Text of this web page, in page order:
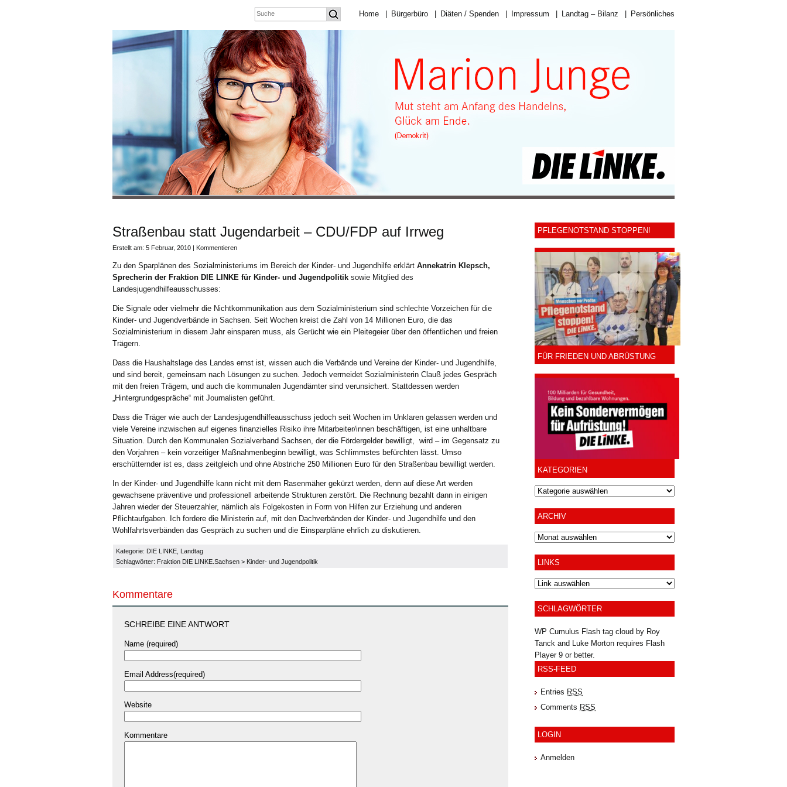
Home Bürgerbüro Diäten / Spenden Impressum Landtag – Bilanz Persönliches
Straßenbau statt Jugendarbeit – CDU/FDP auf Irrweg
Erstellt am: 5 Februar, 2010 | Kommentieren
Zu den Sparplänen des Sozialministeriums im Bereich der Kinder- und Jugendhilfe erklärt Annekatrin Klepsch,
Sprecherin der Fraktion DIE LINKE für Kinder- und Jugendpolitik sowie Mitglied des
Landesjugendhilfeausschusses:
Die Signale oder vielmehr die Nichtkommunikation aus dem Sozialministerium sind schlechte Vorzeichen für die
Kinder- und Jugendverbände in Sachsen. Seit Wochen kreist die Zahl von 14 Millionen Euro, die das
Sozialministerium in diesem Jahr einsparen muss, als Gerücht wie ein Pleitegeier über den öffentlichen und freien
Trägern.
Dass die Haushaltslage des Landes ernst ist, wissen auch die Verbände und Vereine der Kinder- und Jugendhilfe,
und sind bereit, gemeinsam nach Lösungen zu suchen. Jedoch vermeidet Sozialministerin Clauß jedes Gespräch
mit den freien Trägern, und auch die kommunalen Jugendämter sind verunsichert. Stattdessen werden
„Hintergrundgespräche“ mit Journalisten geführt.
Dass die Träger wie auch der Landesjugendhilfeausschuss jedoch seit Wochen im Unklaren gelassen werden und
viele Vereine inzwischen auf eigenes finanzielles Risiko ihre Mitarbeiter/innen beschäftigen, ist eine unhaltbare
Situation. Durch den Kommunalen Sozialverband Sachsen, der die Fördergelder bewilligt, wird – im Gegensatz zu
den Vorjahren – kein vorzeitiger Maßnahmenbeginn bewilligt, was Schlimmstes befürchten lässt. Umso
erschütternder ist es, dass zeitgleich und ohne Abstriche 250 Millionen Euro für den Straßenbau bewilligt werden.
In der Kinder- und Jugendhilfe kann nicht mit dem Rasenmäher gekürzt werden, denn auf diese Art werden
gewachsene präventive und professionell arbeitende Strukturen zerstört. Die Rechnung bezahlt dann in einigen
Jahren wieder der Steuerzahler, nämlich als Folgekosten in Form von Hilfen zur Erziehung und anderen
Pflichtaufgaben. Ich fordere die Ministerin auf, mit den Dachverbänden der Kinder- und Jugendhilfe und den
Wohlfahrtsverbänden das Gespräch zu suchen und die Einsparpläne ehrlich zu diskutieren.
Kategorie: DIE LINKE Landtag
Schlagwörter: Fraktion DIE LINKE.Sachsen > Kinder- und Jugendpolitik
Kommentare
SCHREIBE EINE ANTWORT
Name (required)
Email Address(required)
Website
Kommentare
PFLEGENOTSTAND STOPPEN!
FÜR FRIEDEN UND ABRÜSTUNG
KATEGORIEN
ARCHIV
Archiv
LINKS
SCHLAGWÖRTER
WP Cumulus Flash tag cloud by Roy
Tanck and Luke Morton requires Flash
Player9 or better.
RSS-FEED
Entries RSS
Comments RSS
LOGIN
Anmelden